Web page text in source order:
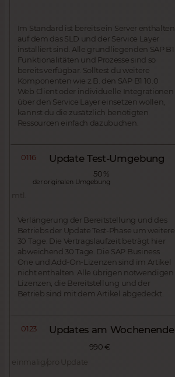
Im Standard ist bereits ein Server enthalten
auf dem das SLD und der Service Layer
installiert sind. Alle grundliegenden SAP B1
Funktionalitäten und Prozesse sind so
bereits verfügbar. Solltest du weitere
Komponenten wie z.B. den SAP B1 10.0
Web Client oder individuelle Integrationen
über den Service Layer einsetzen wollen,
kannst du die zusätzlich benötigten
Ressourcen einfach dazubuchen.
0116 Update Test-Umgebung
50 %
der originalen Umgebung
mtl.
Verlängerung der Bereitstellung und des
Betriebs der Update Test-Phase um weitere
30 Tage. Die Vertragslaufzeit beträgt hier
abweichend 30 Tage. Die SAP Business
One und Add-On-Lizenzen sind im Artikel
nicht enthalten. Alle übrigen notwendigen
Lizenzen, die Bereitstellung und der
Betrieb sind mit dem Artikel abgedeckt.
0123 Updates am Wochenende
990 €
einmalig/pro Update